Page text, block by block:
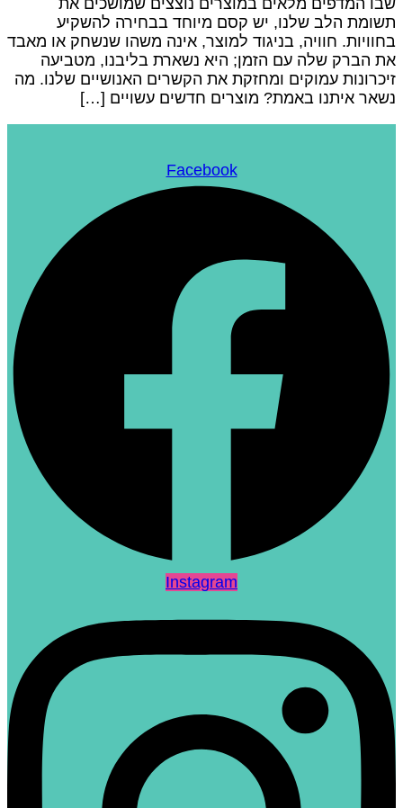
הלב שלנו, יש קסם מיוחד בבחירה להשקיע
חוויה, בניגוד למוצר, אינה משהו שנשחק או מאבד
הברק שלה עם הזמן; היא נשארת בליבנו, מטביעה
עמוקים ומחזקת את הקשרים האנושיים שלנו. מה
איתנו באמת? מוצרים חדשים עשויים […]
Facebook
Instagram